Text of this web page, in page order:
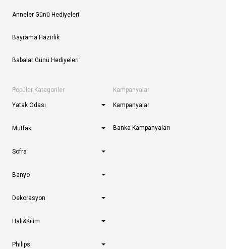
Anneler Günü Hediyeleri
Bayrama Hazırlık
Babalar Günü Hediyeleri
Popüler Kategoriler
Yatak Odası
Mutfak
Sofra
Banyo
Dekorasyon
Halı&Kilim
Philips
Kampanyalar
Kampanyalar
Banka Kampanyaları